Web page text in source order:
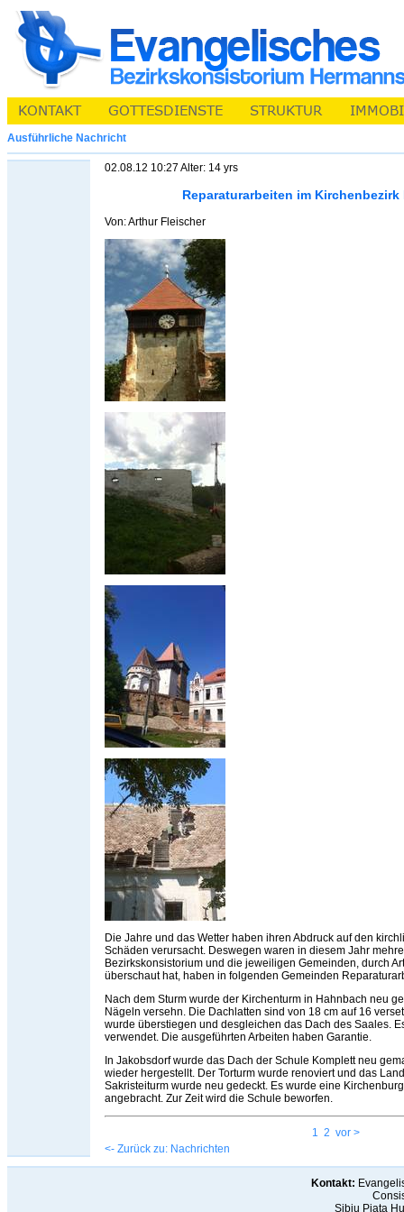
Ausführliche Nachricht
02.08.12 10:27 Alter: 14 yrs
Reparaturarbeiten im Kirchenbezirk
Von: Arthur Fleischer
Die Jahre und das Wetter haben ihren Abdruck auf den
Schäden verursacht. Deswegen waren in diesem Jahr
Bezirkskonsistorium und die jeweiligen Gemeinden, durch
überschaut hat, haben in folgenden Gemeinden
Nach dem Sturm wurde der Kirchenturm in Hahnbach neu
Nägeln versehn. Die Dachlatten sind von 18 cm auf 16
wurde überstiegen und desgleichen das Dach des Saales.
verwendet. Die ausgeführten Arbeiten haben Garantie.
In Jakobsdorf wurde das Dach der Schule Komplett neu
wieder hergestellt. Der Torturm wurde renoviert und das
Sakristeiturm wurde neu gedeckt. Es wurde eine
angebracht. Zur Zeit wird die Schule beworfen.
1 2 vor >
<- Zurück zu: Nachrichten
Kontakt:
Sibiu Piaţa